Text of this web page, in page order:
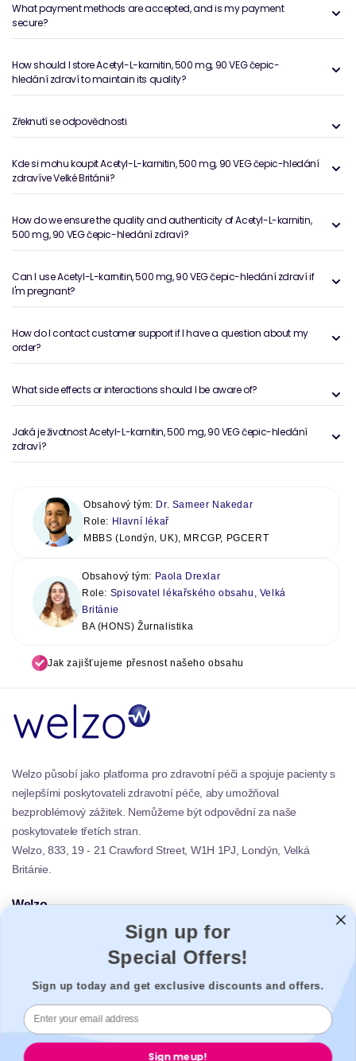
What payment methods are accepted, and is my payment
secure?
How should I store Acetyl-L-karnitin, 500 mg, 90 VEG čepic-
hledání zdraví to maintain its quality?
Zřeknutí se odpovědnosti
Kde si mohu koupit Acetyl-L-karnitin, 500 mg, 90 VEG čepic-hledání
zdravíve Velké Británii?
How do we ensure the quality and authenticity of Acetyl-L-karnitin,
500 mg, 90 VEG čepic-hledání zdraví?
Can I use Acetyl-L-karnitin, 500 mg, 90 VEG čepic-hledání zdraví if
I'm pregnant?
How do I contact customer support if I have a question about my
order?
What side effects or interactions should I be aware of?
Jaká je životnost Acetyl-L-karnitin, 500 mg, 90 VEG čepic-hledání
zdraví?
Obsahový tým: Dr. Sameer Nakedar
Role: Hlavní lékař
MBBS (Londýn, UK), MRCGP, PGCERT
Obsahový tým: Paola Drexlar
Role: Spisovatel lékařského obsahu, Velká
Británie
BA (HONS) Žurnalistika
Jak zajišťujeme přesnost našeho obsahu
Welzo působí jako platforma pro zdravotní péči a spojuje pacienty s
nejlepšími poskytovateli zdravotní péče, aby umožňoval
bezproblémový zážitek. Nemůžeme být odpovědní za naše
poskytovatele třetích stran.
Welzo, 833, 19 - 21 Crawford Street, W1H 1PJ, Londýn, Velká
Británie.
Welzo
Zabezpečená platba
Sign up for
Special Offers!
Sign up today and get exclusive discounts and offers.
Sign me up!